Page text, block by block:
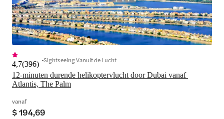
12-minuten durende helikoptervlucht door Dubai vanaf
Atlantis, The Palm
4,7(396) Sightseeing Vanuit de Lucht
vanaf
$ 194,69